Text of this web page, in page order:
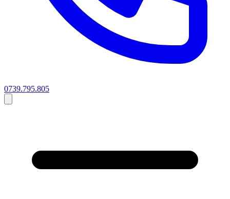
0739.795.805